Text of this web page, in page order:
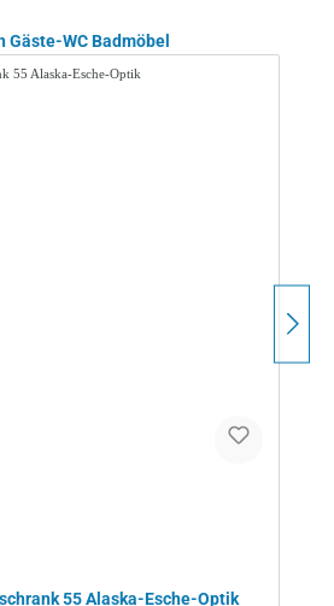
WC Badmöbel
55 Alaska-Esche-Optik